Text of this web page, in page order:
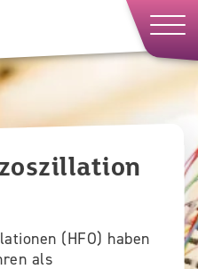
(HFO) haben
als